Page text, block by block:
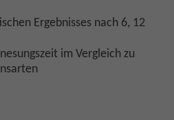
Ergebnisses nach 6, 12
im Vergleich zu